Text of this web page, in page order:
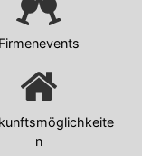
Firmenevents
n